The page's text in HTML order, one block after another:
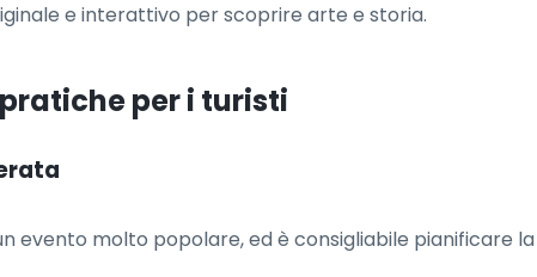
e interattivo per scoprire arte e storia.
per i turisti
evento molto popolare, ed è consigliabile pianificare